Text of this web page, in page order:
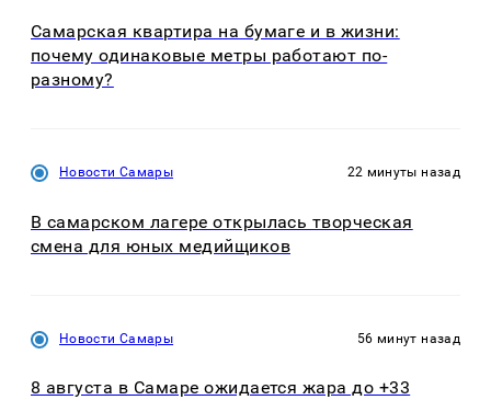
Самарская квартира на бумаге и в жизни:
почему одинаковые метры работают по-
разному?
Новости Самары 22 минуты назад
В самарском лагере открылась творческая
смена для юных медийщиков
Новости Самары 56 минут назад
8 августа в Самаре ожидается жара до +33